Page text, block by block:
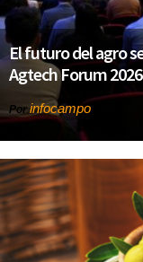
El futuro del agro
Agtech Forum 2026
Por infocampo